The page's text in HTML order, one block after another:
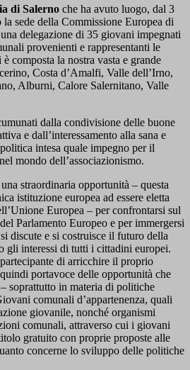
di Salerno che ha avuto luogo, dal 3
sede della Commissione Europea di
delegazione di 35 giovani impegnati
provenienti e rappresentanti le
composta la nostra vasta e grande
Costa d’Amalfi, Valle dell’Irno,
Alburni, Calore Salernitano, Valle
dalla condivisione delle buone
e dall’interessamento alla sana e
intesa quale impegno per il
mondo dell’associazionismo.
straordinaria opportunità – questa
istituzione europea ad essere eletta
Europea – per confrontarsi sul
Parlamento Europeo e per immergersi
discute e si costruisce il futuro della
gli interessi di tutti i cittadini europei.
di arricchire il proprio
portavoce delle opportunità che
soprattutto in materia di politiche
comunali d’appartenenza, quali
giovanile, nonché organismi
comunali, attraverso cui i giovani
gratuito con proprie proposte alle
concerne lo sviluppo delle politiche